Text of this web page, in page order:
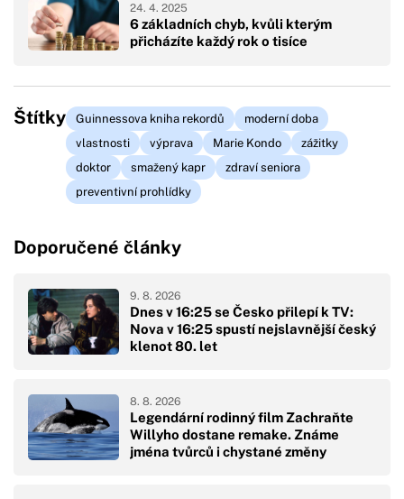
6 základních chyb, kvůli kterým
přicházíte každý rok o tisíce
24. 4. 2025
Štítky Guinnessova kniha rekordů
moderní doba
vlastnosti
výprava Marie Kondo
zážitky
doktor
smažený kapr
zdraví seniora
preventivní prohlídky
Doporučené články
Dnes v 16:25 se Česko přilepí k TV:
Nova v 16:25 spustí nejslavnější český
klenot 80. let
9. 8. 2026
Legendární rodinný film Zachraňte
Willyho dostane remake. Známe
jména tvůrců i chystané změny
8. 8. 2026